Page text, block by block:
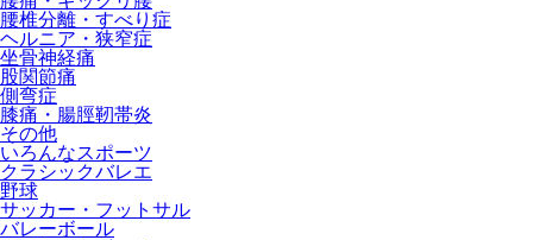
腰椎分離・すべり症
ヘルニア・狭窄症
坐骨神経痛
股関節痛
側弯症
膝痛・腸脛靭帯炎
その他
いろんなスポーツ
クラシックバレエ
野球
サッカー・フットサル
バレーボール